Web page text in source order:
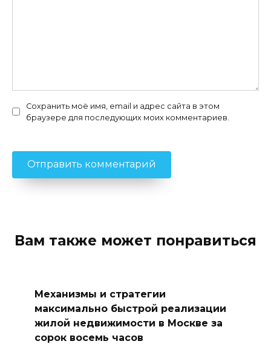
Сохранить моё имя, email и адрес сайта в этом
браузере для последующих моих комментариев.
Вам также может понравиться
Механизмы и стратегии
максимально быстрой реализации
жилой недвижимости в Москве за
сорок восемь часов